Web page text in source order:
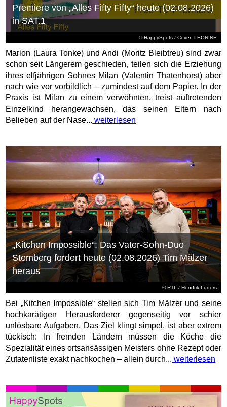
© HappySpots / Cover: LEONINE
Premiere von „Alles Fifty Fifty“ heute (02.08.2026)
in SAT.1
Marion (Laura Tonke) und Andi (Moritz Bleibtreu) sind zwar
schon seit Längerem geschieden, teilen sich die Erziehung
ihres elfjährigen Sohnes Milan (Valentin Thatenhorst) aber
nach wie vor vorbildlich – zumindest auf dem Papier. In der
Praxis ist Milan zu einem verwöhnten, treist auftretenden
Einzelkind herangewachsen, das seinen Eltern nach
Belieben auf der Nase... weiterlesen
©RTL / Hendrik Lüders
„Kitchen Impossible“: Das Vater-Sohn-Duo
Stemberg fordert heute (02.08.2026) Tim Mälzer
heraus
Bei „Kitchen Impossible“ stellen sich Tim Mälzer und seine
hochkarätigen Herausforderer gegenseitig vor schier
unlösbare Aufgaben. Das Ziel klingt simpel, ist aber extrem
tückisch: In fremden Ländern müssen die Köche die
Spezialität eines ortsansässigen Meisters ohne Rezept oder
Zutatenliste exakt nachkochen – allein durch... weiterlesen